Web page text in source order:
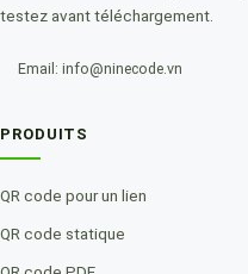
testez avant téléchargement.
Email: info@ninecode.vn
PRODUITS
QR code pour un lien
QR code statique